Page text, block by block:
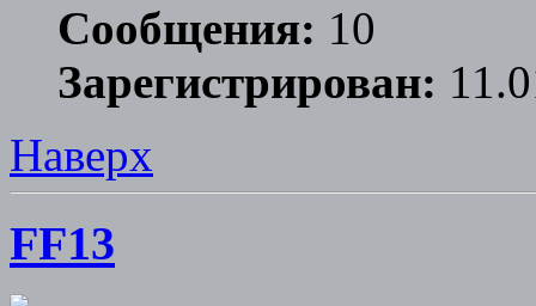
Сообщения: 10
Зарегистрирован:
Наверх
FF13